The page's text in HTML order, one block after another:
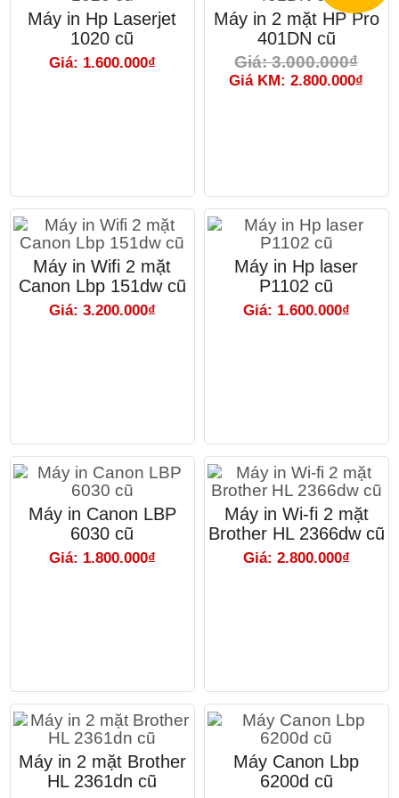
Máy in Hp Laserjet
1020 cũ
Giá: 1.600.000₫
Máy in 2 mặt HP Pro
401DN cũ
Giá: 3.000.000₫
Giá KM: 2.800.000₫
Máy in Wifi 2 mặt
Canon Lbp 151dw cũ
Giá: 3.200.000₫
Máy in Hp laser
P1102 cũ
Giá: 1.600.000₫
Máy in Canon LBP
6030 cũ
Giá: 1.800.000₫
Máy in Wi-fi 2 mặt
Brother HL 2366dw cũ
Giá: 2.800.000₫
Máy in 2 mặt Brother
HL 2361dn cũ
Máy Canon Lbp
6200d cũ